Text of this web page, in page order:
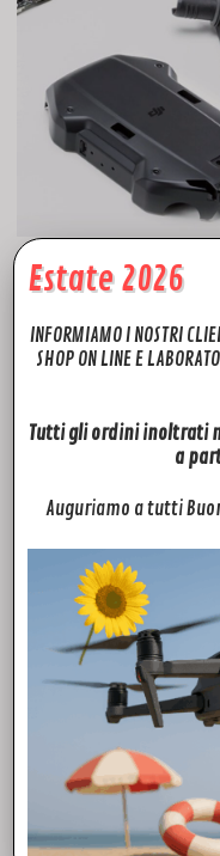
impeccabile servizio di
più quotati del mercato,
scelta di Ricambi Mini 4
pronta consegna quindi
in tutta Europa in 24h.
Advanced, Phantom 4
Mavic pro 2, Mavic 2
Inspire pro, Inspire 2, Dji
non troverai sul sito,
per soddisfare le tue
Motore roll Gimbal
Visita il nostro canale
TUTORIAL
FTD Rivenditore
Estate 2026
INFORMIAMO I NOSTRI
SHOP ON LINE E
Tutti gli ordini inoltrati
a
Auguriamo a tutti